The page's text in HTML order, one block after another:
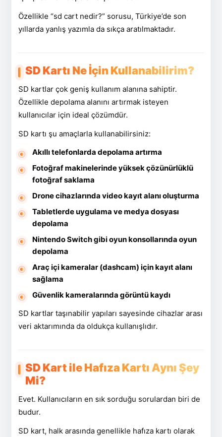
Özellikle “sd cart nedir?” sorusu, Türkiye’de son
yıllarda yanlış yazımla da sıkça aratılmaktadır.
SD Kartı Ne İçin Kullanabilirim?
SD kartlar çok geniş kullanım alanına sahiptir.
Özellikle depolama alanını artırmak isteyen
kullanıcılar için ideal çözümdür.
SD kartı şu amaçlarla kullanabilirsiniz:
Akıllı telefonlarda depolama artırma
Fotoğraf makinelerinde yüksek çözünürlüklü
fotoğraf saklama
Drone cihazlarında video kayıt alanı oluşturma
Tabletlerde uygulama ve medya dosyası
depolama
Nintendo Switch gibi oyun konsollarında oyun
depolama
Araç içi kameralar (dashcam) için kayıt alanı
sağlama
Güvenlik kameralarında görüntü kaydı
SD kartlar taşınabilir yapıları sayesinde cihazlar arası
veri aktarımında da oldukça kullanışlıdır.
SD Kart ile Hafıza Kartı Aynı Şey
Mi?
Evet. Kullanıcıların en sık sorduğu sorulardan biri de
budur.
SD kart, halk arasında genellikle hafıza kartı olarak